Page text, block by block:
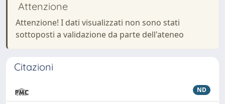
Attenzione
Attenzione! I dati visualizzati non sono stati
sottoposti a validazione da parte dell'ateneo
Citazioni
ND